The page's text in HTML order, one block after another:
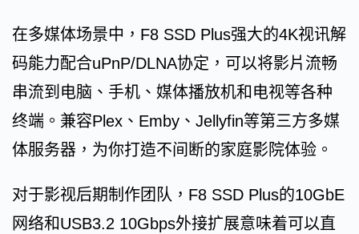
在多媒体场景中，F8 SSD Plus强大的4K视讯解
码能力配合uPnP/DLNA协定，可以将影片流畅
串流到电脑、手机、媒体播放机和电视等各种
终端。兼容Plex、Emby、Jellyfin等第三方多媒
体服务器，为你打造不间断的家庭影院体验。
对于影视后期制作团队，F8 SSD Plus的10GbE
网络和USB3.2 10Gbps外接扩展意味着可以直